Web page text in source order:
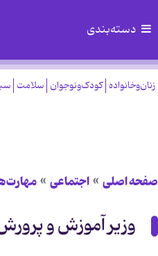
دسته‌بندی
زنان‌وخانواده کودک‌ونوجوان سلامت
صفحه اصلی اجتماعی
وزیر آموزش و